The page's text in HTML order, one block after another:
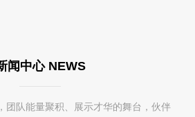
闻中心 NEWS
团队能量聚积、展示才华的舞台，伙伴